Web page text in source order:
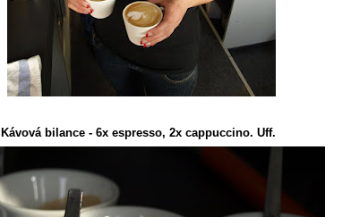
Kávová bilance - 6x espresso, 2x cappuccino. Uff.